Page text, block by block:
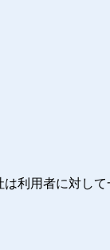
利用者に対して